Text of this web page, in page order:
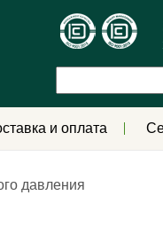
и оплата
давления